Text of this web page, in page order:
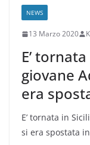
NEWS
13 Marzo 2020
E’
giovane
era
E’ tornata in
si era spostata